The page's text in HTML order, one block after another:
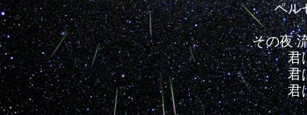
ペル
その夜
君
君
君